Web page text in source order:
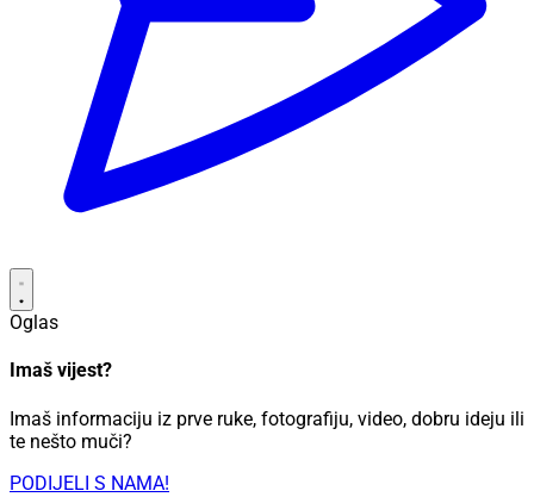
Oglas
Imaš vijest?
Imaš informaciju iz prve ruke, fotografiju, video, dobru ideju ili
te nešto muči?
PODIJELI S NAMA!